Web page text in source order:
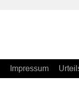
Impressum